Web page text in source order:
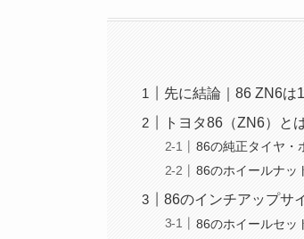
先に結論｜86 ZN6は
トヨタ86（ZN6）と
86の純正タイヤ・
86のホイールナッ
86のインチアップサ
86のホイールセッ